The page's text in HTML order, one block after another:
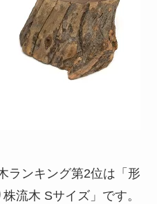
ランキング第2位は「形
流木 Sサイズ」です。